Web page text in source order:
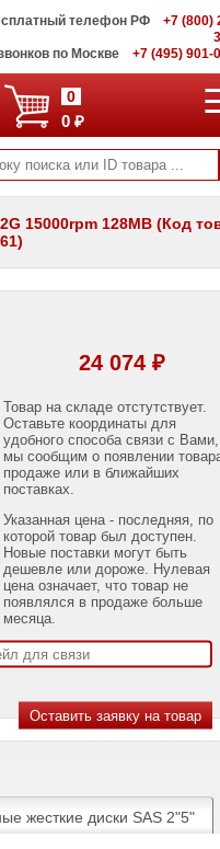
телефон РФ
+7 (800)
по Москве
+7 (495) 901-
0
0 ₽
15000rpm 128MB (Код
24 074 ₽
Товар на складе отстутствует.
Оставьте координаты для
удобного способа связи с Вами,
мы сообщим о появлении
продаже или в ближайших
поставках.
Указанная цена - последняя, по
которой товар был доступен.
Новые поставки могут быть
дешевле или дороже. Нулевая
цена означает, что товар не
появлялся в продаже больше
месяца.
жесткие диски SAS 2"5"